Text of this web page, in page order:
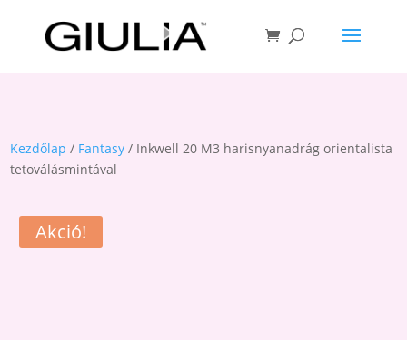
Kezdőlap / Fantasy / Inkwell 20 M3 harisnyanadrág orientalista
tetoválásmintával
Akció!